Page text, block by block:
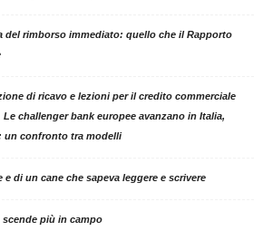
del rimborso immediato: quello che il Rapporto
di ricavo e lezioni per il credito commerciale
Le challenger bank europee avanzano in Italia,
un confronto tra modelli
e di un cane che sapeva leggere e scrivere
scende più in campo